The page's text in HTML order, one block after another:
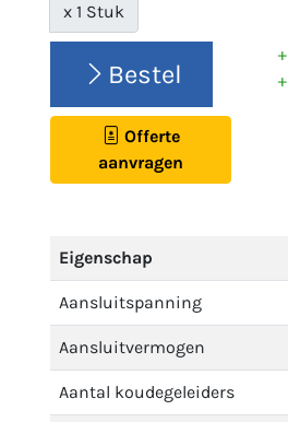
x 1 Stuk
Bestel
Offerte
aanvragen
Eigenschap
Aansluitspanning
Aansluitvermogen
Aantal koudegeleiders